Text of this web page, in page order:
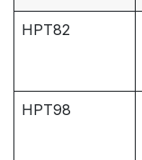
HPT82
HPT98